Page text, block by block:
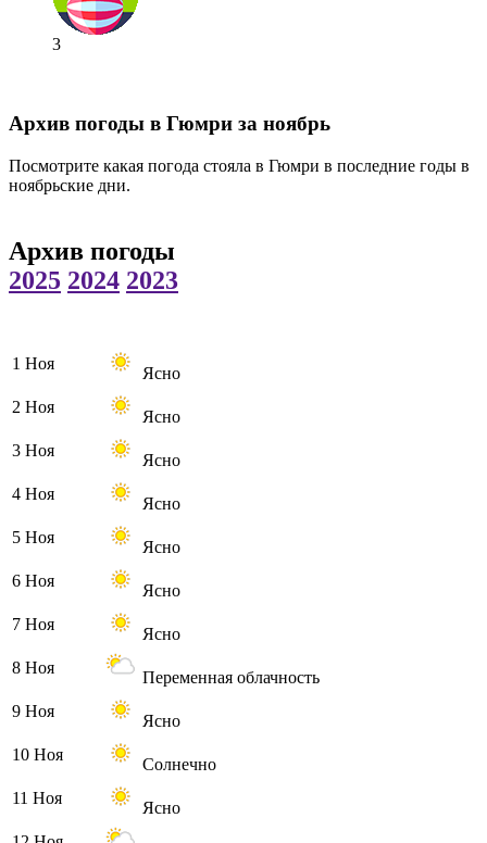
3
Архив погоды в Гюмри за ноябрь
Посмотрите какая погода стояла в Гюмри в последние годы в
ноябрьские дни.
Архив погоды
2025 2024 2023
1 Ноя
Ясно
2 Ноя
Ясно
3 Ноя
Ясно
4 Ноя
Ясно
5 Ноя
Ясно
6 Ноя
Ясно
7 Ноя
Ясно
8 Ноя
Переменная облачность
9 Ноя
Ясно
10 Ноя
Солнечно
11 Ноя
Ясно